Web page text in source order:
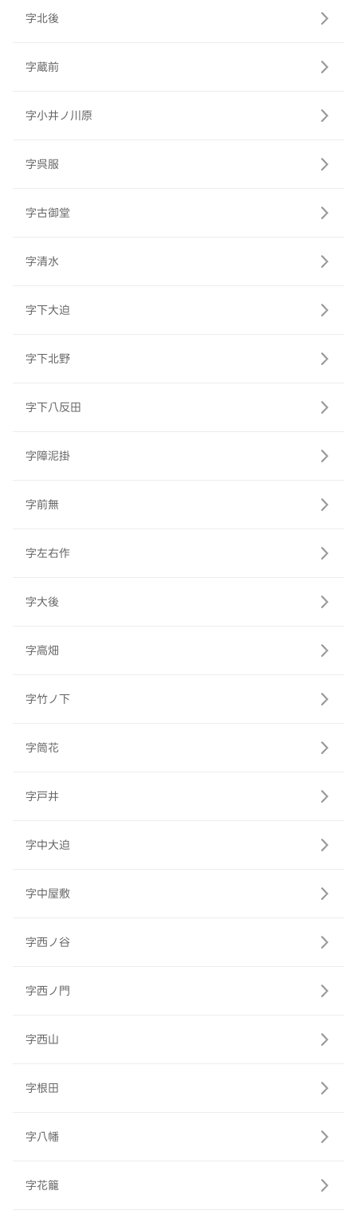
字北後
字蔵前
字小井ノ川原
字呉服
字古御堂
字清水
字下大迫
字下北野
字下八反田
字障泥掛
字前無
字左右作
字大後
字高畑
字竹ノ下
字筒花
字戸井
字中大迫
字中屋敷
字西ノ谷
字西ノ門
字西山
字根田
字八幡
字花籠